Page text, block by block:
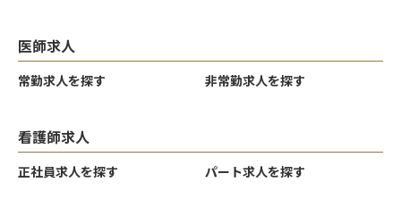
医師求人
常勤求人を探す 非常勤求人を探す
看護師求人
正社員求人を探す パート求人を探す